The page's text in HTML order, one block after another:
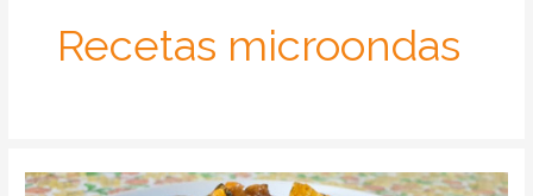
Recetas microondas